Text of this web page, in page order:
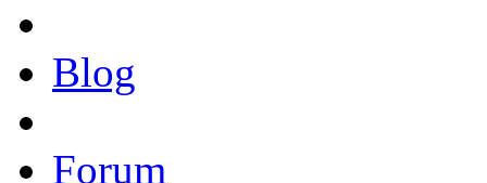
Blog
Forum